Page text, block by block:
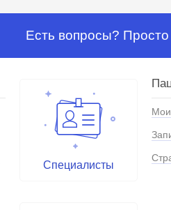
Есть вопросы?
Специалисты